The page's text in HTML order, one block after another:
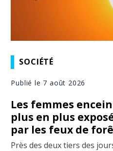
SOCIÉTÉ
Publié le 7 août 2026
Les femmes
plus en plus
par les feux de
Près des deux tiers des